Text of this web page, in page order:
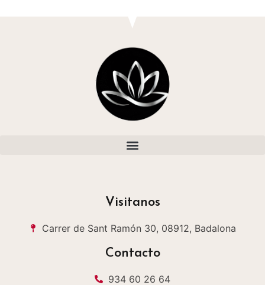
Visitanos
Carrer de Sant Ramón 30, 08912, Badalona
Contacto
934 60 26 64